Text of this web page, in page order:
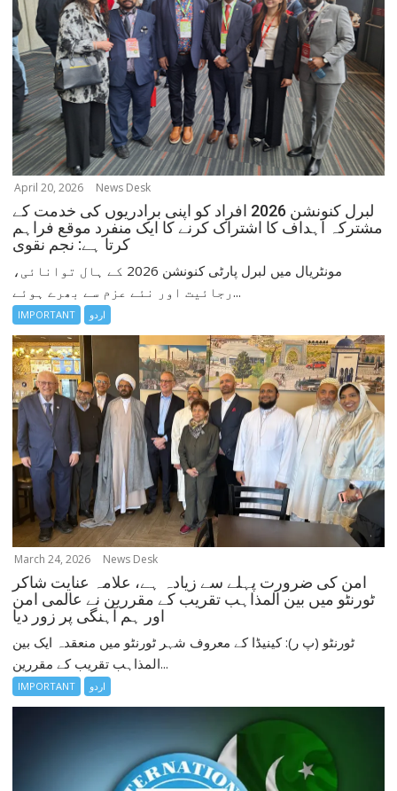
April 20, 2026 News Desk
لبرل کنونشن 2026 افراد کو اپنی برادریوں کی خدمت کے
مشترکہ اہداف کا اشتراک کرنے کا ایک منفرد موقع فراہم
کرتا ہے: نجم نقوی
مونٹریال میں لبرل پارٹی کنونشن 2026 کے ہال توانائی،
رجائیت اور نئے عزم سے بھرے ہوئے...
IMPORTANT اردو
March 24, 2026 News Desk
امن کی ضرورت پہلے سے زیادہ ہے، علامہ عنایت شاکر
ٹورنٹو میں بین المذاہب تقریب کے مقررین نے عالمی امن
اور ہم آہنگی پر زور دیا
ٹورنٹو (پ ر): کینیڈا کے معروف شہر ٹورنٹو میں منعقدہ ایک بین
المذاہب تقریب کے مقررین...
IMPORTANT اردو